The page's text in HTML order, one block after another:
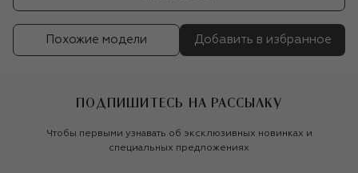
Похожие модели Добавить в избранное
ПОДПИШИТЕСЬ НА РАССЫЛКУ
Чтобы первыми узнавать об эксклюзивных новинках и
специальных предложениях